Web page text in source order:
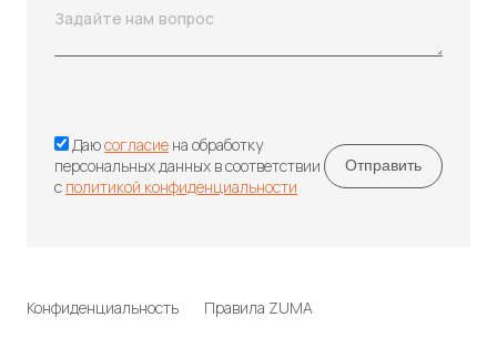
Даюсогласие на обработку
персональных данных в соответствии
с политикой конфиденциальности
Конфиденциальность Правила ZUMA